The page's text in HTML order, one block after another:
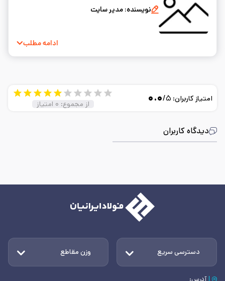
نویسنده: مدیر سایت
ادامه مطلب
دیدگاه کاربران
امتیاز کاربران: ۰.۰/۵
از مجموع: ۰ امتیاز
دسترسی سریع وزن مقاطع